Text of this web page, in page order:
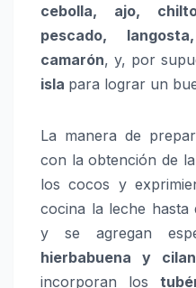
cebolla, ajo,
pescado,
camarón, y, por
isla para lograr un
La manera de
con la obtención de
los cocos y
cocina la leche hasta
y se agregan
hierbabuena y
incorporan los